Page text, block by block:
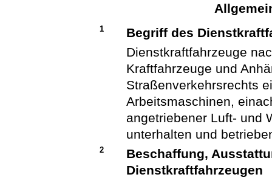
1
Begriff des
Dienstkraftfahrzeuge
Kraftfahrzeuge und
Straßenverkehrsrechts
Arbeitsmaschinen,
angetriebener Luft- und
unterhalten und
2
Beschaffung,
Dienstkraftfahrzeugen